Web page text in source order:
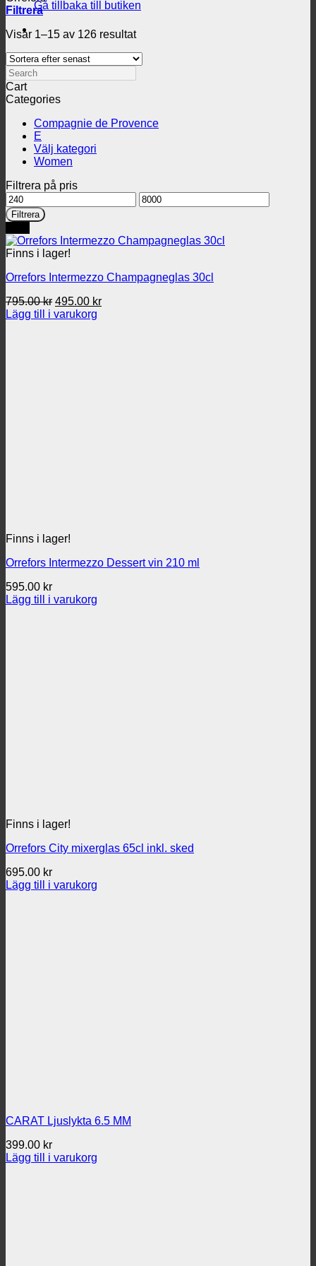
Gå tillbaka till butiken
Filtrera
Visar 1–15 av 126 resultatSortera
senaste
Search
Cart
Categories
Compagnie de Provence
E
Välj kategori
Women
Filtrera på pris
Min
pris
Max
pris
Filtrera
Finns i lager!
Orrefors Intermezzo Champagneglas 30cl
795.00kr Det
ursprungliga
495.00 krDet
Lägg till i varukorg
Finns i lager!
Orrefors Intermezzo Dessert vin 210 ml
595.00 kr
Lägg till i varukorg
Finns i lager!
Orrefors City mixerglas 65cl inkl. sked
695.00 kr
Lägg till i varukorg
CARAT Ljuslykta 6.5 MM
399.00 kr
Lägg till i varukorg